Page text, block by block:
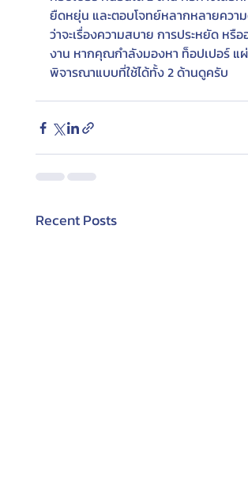
ยืดหยุ่น และตอบโจทย์หลากหลายความ
ว่าจะเรื่องความสบาย การประหยัด หรือ
งาน หากคุณกำลังมองหา ท็อปเปอร์ แ
พิจารณาแบบที่ใช้ได้ทั้ง 2 ด้านดูครับ
Recent Posts